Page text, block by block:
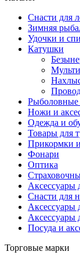
Снасти для
Зимняя
Удочки и
Катушки
Ножи и
Одежда и
Товары для
Прикормки
Фонари
Оптика
Аксессуары
Снасти для
Аксессуары
Аксессуары
Посуда и
Торговые марки